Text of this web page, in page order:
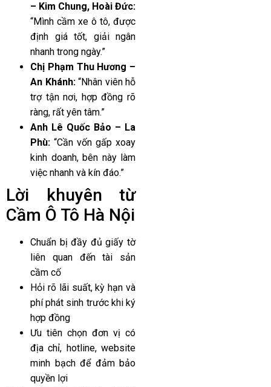
– Kim Chung, Hoài Đức:
“Mình cầm xe ô tô, được
định giá tốt, giải ngân
nhanh trong ngày.”
Chị Phạm Thu Hương –
An Khánh:“Nhân viên hỗ
trợ tận nơi, hợp đồng rõ
ràng, rất yên tâm.”
Anh Lê Quốc Bảo – La
Phù: “Cần vốn gấp xoay
kinh doanh, bên này làm
việc nhanh và kín đáo.”
Lời khuyên từ
Cầm Ô Tô Hà Nội
Chuẩn bị đầy đủ giấy tờ
liên quan đến tài sản
cầm cố
Hỏi rõ lãi suất, kỳ hạn và
phí phát sinh trước khi ký
hợp đồng
Ưu tiên chọn đơn vị có
địa chỉ, hotline, website
minh bạch để đảm bảo
quyền lợi